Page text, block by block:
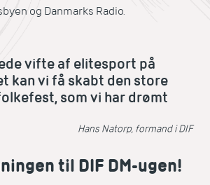
og Danmarks Radio.
vifte af elitesport på
kan vi få skabt den store
som vi har drømt
Hans Natorp, formand i DIF
til DIF DM-ugen!